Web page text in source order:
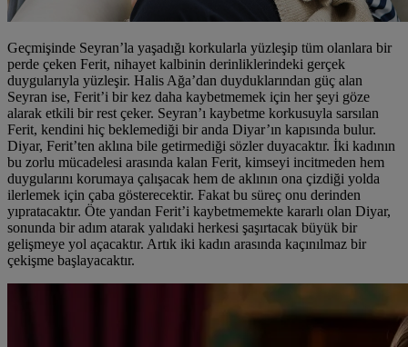
Geçmişinde Seyran’la yaşadığı korkularla yüzleşip tüm olanlara bir
perde çeken Ferit, nihayet kalbinin derinliklerindeki gerçek
duygularıyla yüzleşir. Halis Ağa’dan duyduklarından güç alan
Seyran ise, Ferit’i bir kez daha kaybetmemek için her şeyi göze
alarak etkili bir rest çeker. Seyran’ı kaybetme korkusuyla sarsılan
Ferit, kendini hiç beklemediği bir anda Diyar’ın kapısında bulur.
Diyar, Ferit’ten aklına bile getirmediği sözler duyacaktır. İki kadının
bu zorlu mücadelesi arasında kalan Ferit, kimseyi incitmeden hem
duygularını korumaya çalışacak hem de aklının ona çizdiği yolda
ilerlemek için çaba gösterecektir. Fakat bu süreç onu derinden
yıpratacaktır. Öte yandan Ferit’i kaybetmemekte kararlı olan Diyar,
sonunda bir adım atarak yalıdaki herkesi şaşırtacak büyük bir
gelişmeye yol açacaktır. Artık iki kadın arasında kaçınılmaz bir
çekişme başlayacaktır.